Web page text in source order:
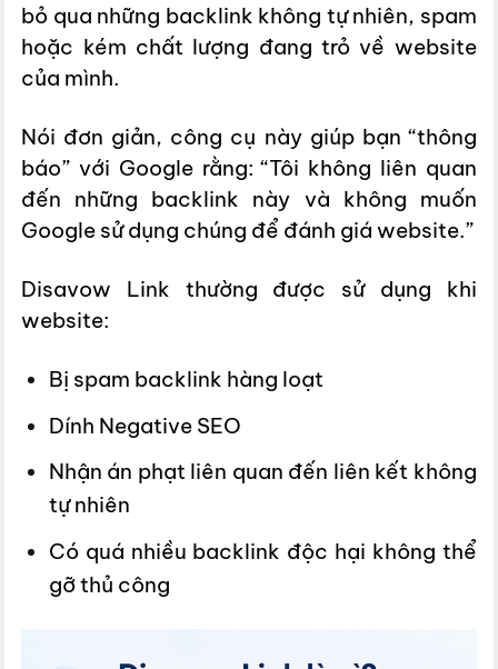
bỏ qua những backlink không tự nhiên, spam
hoặc kém chất lượng đang trỏ về website
của mình.
Nói đơn giản, công cụ này giúp bạn “thông
báo” với Google rằng: “Tôi không liên quan
đến những backlink này và không muốn
Google sử dụng chúng để đánh giá website.”
Disavow Link thường được sử dụng khi
website:
Bị spam backlink hàng loạt
Dính Negative SEO
Nhận án phạt liên quan đến liên kết không
tự nhiên
Có quá nhiều backlink độc hại không thể
gỡ thủ công